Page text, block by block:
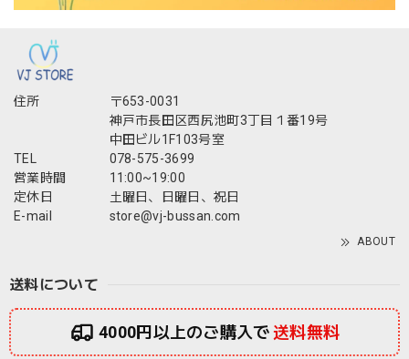
住所
〒653-0031
神戸市長田区西尻池町3丁目１番19号
中田ビル1F103号室
TEL
078-575-3699
営業時間
11:00~19:00
定休日
土曜日、日曜日、祝日
E-mail
store@vj-bussan.com
ABOUT
送料について
4000円以上のご購入で送料無料